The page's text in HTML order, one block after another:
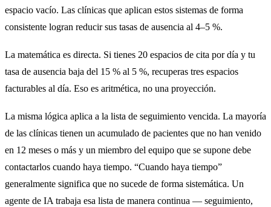
espacio vacío. Las clínicas que aplican estos sistemas de forma
consistente logran reducir sus tasas de ausencia al 4–5 %.
La matemática es directa. Si tienes 20 espacios de cita por día y tu
tasa de ausencia baja del 15 % al 5 %, recuperas tres espacios
facturables al día. Eso es aritmética, no una proyección.
La misma lógica aplica a la lista de seguimiento vencida. La mayoría
de las clínicas tienen un acumulado de pacientes que no han venido
en 12 meses o más y un miembro del equipo que se supone debe
contactarlos cuando haya tiempo. “Cuando haya tiempo”
generalmente significa que no sucede de forma sistemática. Un
agente de IA trabaja esa lista de manera continua — seguimiento,